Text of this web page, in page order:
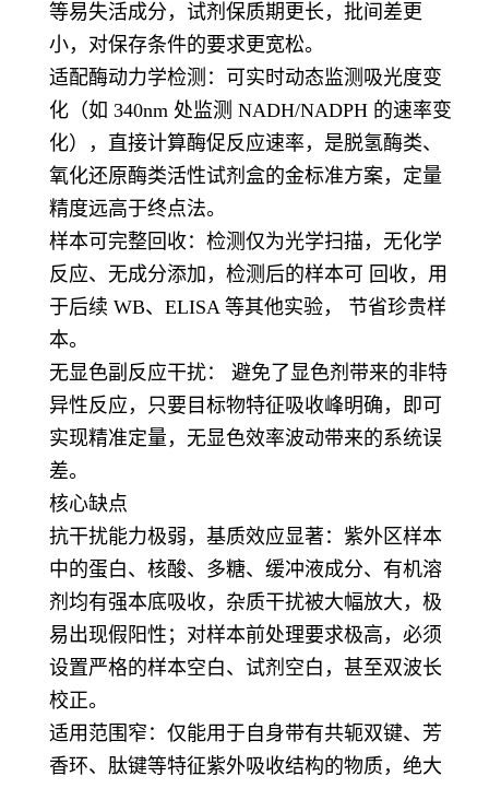
等易失活成分，试剂保质期更长，批间差更
小，对保存条件的要求更宽松。
适配酶动力学检测：可实时动态监测吸光度变
化（如 340nm 处监测 NADH/NADPH 的速率变
化），直接计算酶促反应速率，是脱氢酶类、
氧化还原酶类活性试剂盒的金标准方案，定量
精度远高于终点法。
样本可完整回收：检测仅为光学扫描，无化学
反应、无成分添加，检测后的样本可 回收，用
于后续 WB、ELISA 等其他实验， 节省珍贵样
本。
无显色副反应干扰： 避免了显色剂带来的非特
异性反应，只要目标物特征吸收峰明确，即可
实现精准定量，无显色效率波动带来的系统误
差。
核心缺点
抗干扰能力极弱，基质效应显著：紫外区样本
中的蛋白、核酸、多糖、缓冲液成分、有机溶
剂均有强本底吸收，杂质干扰被大幅放大，极
易出现假阳性；对样本前处理要求极高，必须
设置严格的样本空白、试剂空白，甚至双波长
校正。
适用范围窄：仅能用于自身带有共轭双键、芳
香环、肽键等特征紫外吸收结构的物质，绝大